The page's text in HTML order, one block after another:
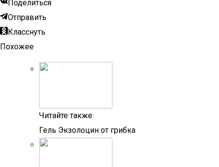
Поделиться
Отправить
Класснуть
Похожее
Читайте также:
Гель Экзолоцин от грибка